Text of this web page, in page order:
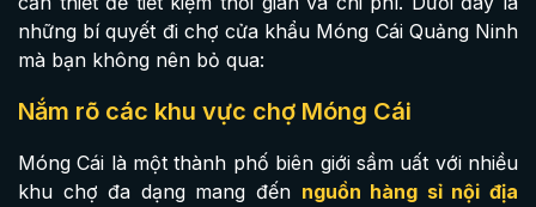
những bí quyết đi chợ cửa khẩu Móng Cái Quảng Ninh
mà bạn không nên bỏ qua:
Nắm rõ các khu vực chợ Móng Cái
Móng Cái là một thành phố biên giới sầm uất với nhiều
khu chợ đa dạng mang đến nguồn hàng sỉ nội địa